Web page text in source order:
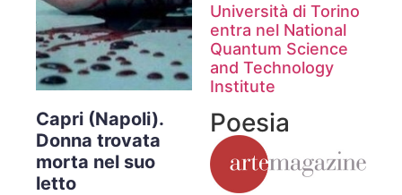
Capri (Napoli).
Donna trovata
morta nel suo
letto
Università di Torino
entra nel National
Quantum Science
and Technology
Institute
Poesia